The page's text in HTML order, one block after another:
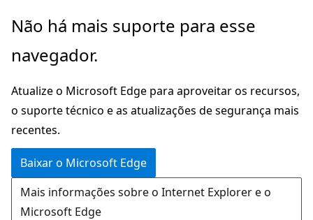
Pular
o
principal
Não há mais suporte para esse
navegador.
Atualize o Microsoft Edge para aproveitar os recursos,
o suporte técnico e as atualizações de segurança mais
recentes.
Baixar o Microsoft Edge
Mais informações sobre o Internet Explorer e o
Microsoft Edge